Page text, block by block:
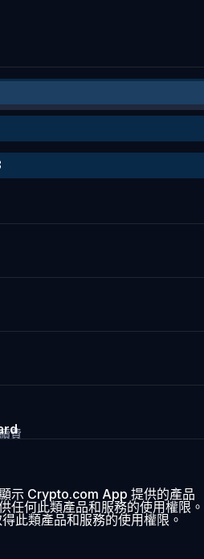
費
示 Crypto.com App 提供的產品
任何此類產品和服務的使用權限。
此類產品和服務的使用權限。